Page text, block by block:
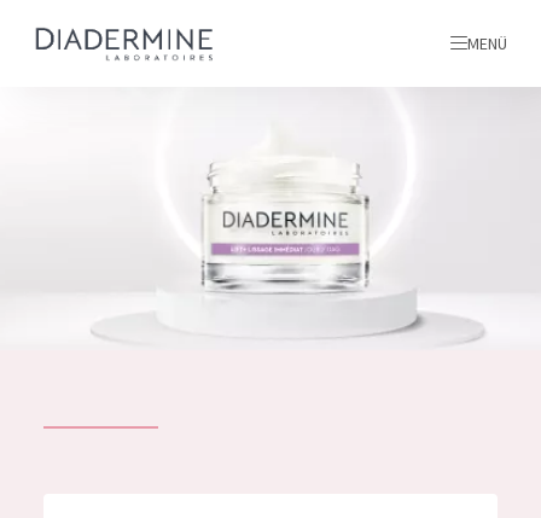
ALLE PRODUKTE
MENÜ